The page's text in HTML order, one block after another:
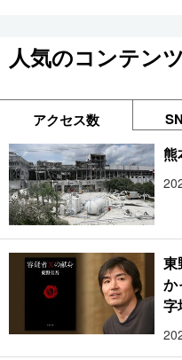
人気のコンテンツ
アクセス数
熊
東
か
字